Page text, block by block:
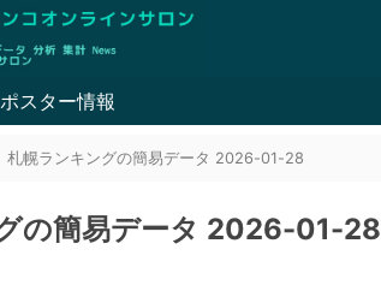
ポスター情報
札幌ランキングの簡易データ 2026-01-28
の簡易データ 2026-01-28